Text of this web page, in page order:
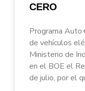
CERO
Programa
de vehículos
Ministerio de
en el BOE el
de julio, por el